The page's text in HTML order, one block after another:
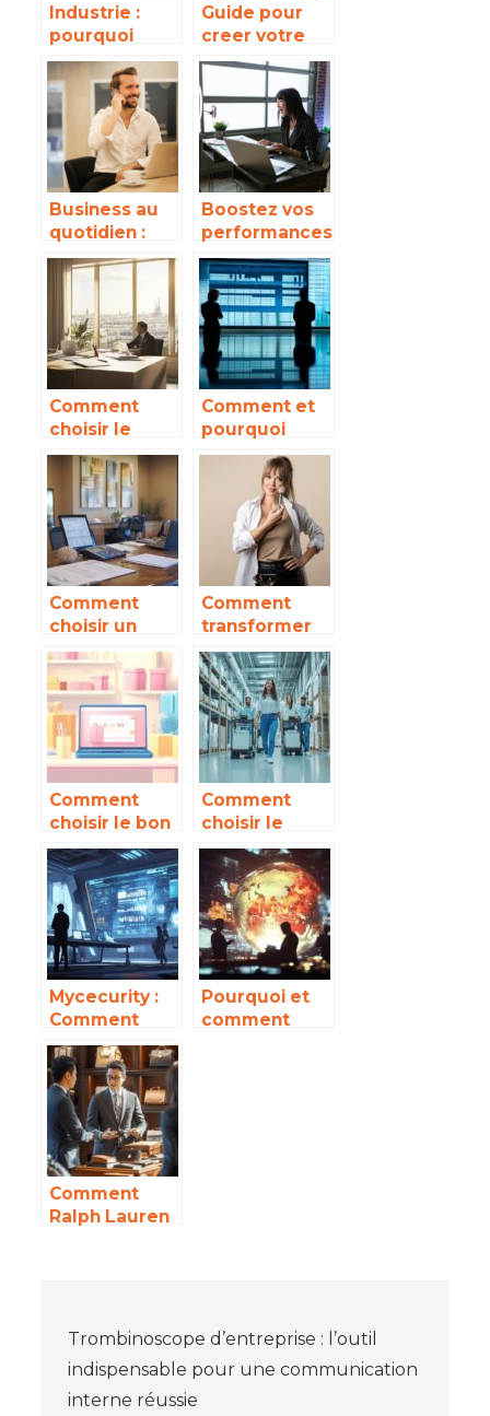
Industrie :
pourquoi
collaborer
avec un
fabricant de
ressorts ?
Guide pour
creer votre
Societe Civile
de
Construction
Vente
Business au
quotidien :
plongee dans
les coulisses
d’un monde
en
mouvement
Boostez vos
performances
operationnell
es grace a la
magie de
l’optimisation
Comment
choisir le
meilleur
cabinet de
recrutement
d’assistanat
de direction à
Paris
Comment et
pourquoi
réaliser une
estimation de
précompte
professionnel
Comment
choisir un
cabinet
d’experts-
comptables
dans le sud-
ouest pour
optimiser la
gestion de
votre
entreprise
Comment
transformer
votre
événement
d’entreprise
avec un
service de
maquillage et
coiffure
professionnel
Comment
choisir le bon
emballage
pour votre
boutique en
ligne
Comment
choisir le
chariot de
préparation
de
commandes
idéal pour
votre
entreprise
Mycecurity :
Comment
cette
plateforme
améliore la
gestion de
votre
cybersécurité
grâce à l’IA
Pourquoi et
comment
Comment
Ralph Lauren
contrefacon
de
Trombinoscope d’entreprise : l’outil
indispensable pour une communication
interne réussie